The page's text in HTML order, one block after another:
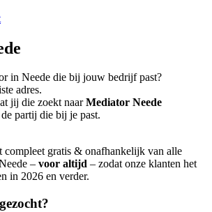
in Neede die bij jouw bedrijf past?
adres.
jij die zoekt naarMediator Neede
partij die bij je past.
compleet gratis & onafhankelijk van alle
– voor altijd – zodat onze klanten het
in 2026 en verder.